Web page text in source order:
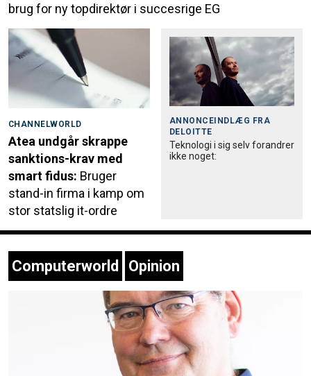
brug for ny topdirektør i succesrige EG
CHANNELWORLD
Atea undgår skrappe
sanktions-krav med
smart fidus: Bruger
stand-in firma i kamp om
stor statslig it-ordre
ANNONCEINDLÆG FRA
DELOITTE
Teknologi i sig selv forandrer
ikke noget:
Computerworld Opinion